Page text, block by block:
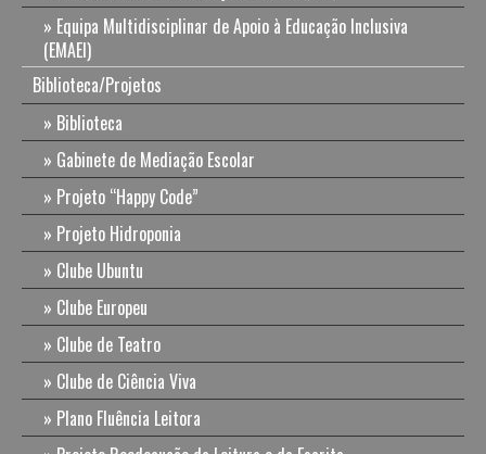
Equipa Multidisciplinar de Apoio à Educação Inclusiva
(EMAEI)
Biblioteca/Projetos
Biblioteca
Gabinete de Mediação Escolar
Projeto “Happy Code”
Projeto Hidroponia
Clube Ubuntu
Clube Europeu
Clube de Teatro
Clube de Ciência Viva
Plano Fluência Leitora